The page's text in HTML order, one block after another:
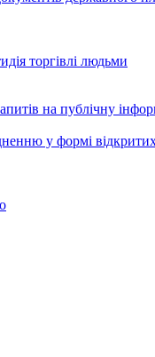
торгівлі людьми
на публічну
у формі